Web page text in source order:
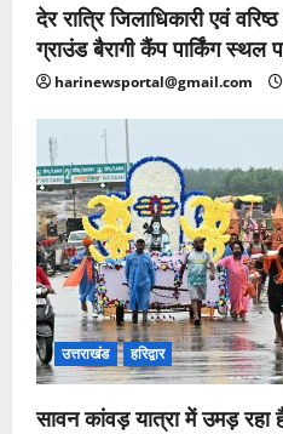
देर रात्रि जिलाधिकारी एवं
ग्राउंड बैरागी कैंप पार्किंग स्थल
harinewsportal@gmail.com
उत्तराखंड हरिद्वार
सावन कांवड़ यात्रा में उमड़